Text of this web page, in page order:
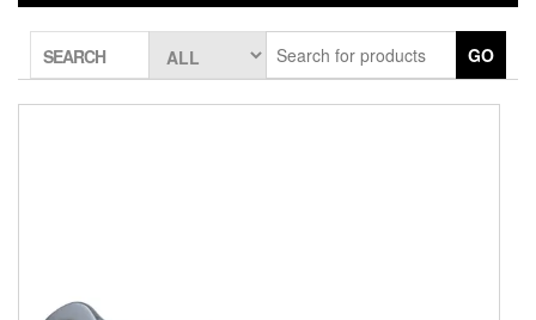
SEARCH GO